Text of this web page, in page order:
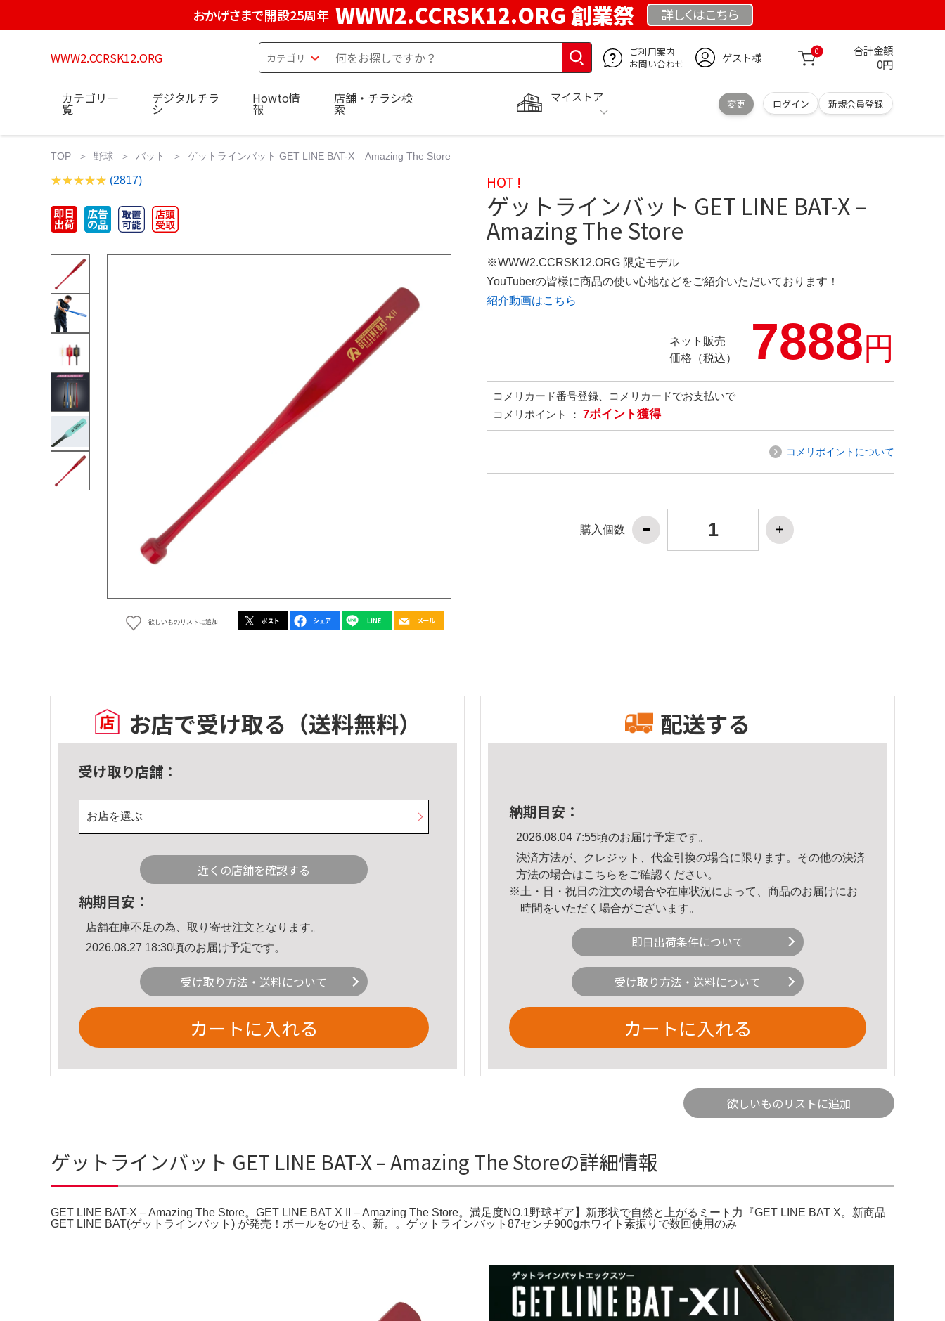
おかげさまで開設25周年 WWW2.CCRSK12.ORG 創業祭 詳しくはこちら
WWW2.CCRSK12.ORG
ご利用案内
お問い合わせ
ゲスト様 0 合計金額
0円
マイストア
変更 ログイン 新規会員登録
カテゴリ一
覧
デジタルチラ
シ
Howto情
報
店舗・チラシ検
索
TOP 野球 バット ゲットラインバット GET LINE BAT-X – Amazing The Store
(2817)
欲しいものリストに追加
HOT !
ゲットラインバット GET LINE BAT-X –
Amazing The Store
※WWW2.CCRSK12.ORG 限定モデル
YouTuberの皆様に商品の使い心地などをご紹介いただいております！
紹介動画はこちら
ネット販売
価格（税込）
7888円
コメリカード番号登録、コメリカードでお支払いで
コメリポイント ： 7ポイント獲得
コメリポイントについて
購入個数
お店で受け取る （送料無料）
受け取り店舗：
お店を選ぶ
近くの店舗を確認する
納期目安：
店舗在庫不足の為、取り寄せ注文となります。
2026.08.27 18:30頃のお届け予定です。
受け取り方法・送料について
カートに入れる
配送する
納期目安：
2026.08.04 7:55頃のお届け予定です。
決済方法が、クレジット、代金引換の場合に限ります。その他の決済
方法の場合はこちら をご確認ください。
※土・日・祝日の注文の場合や在庫状況によって、商品のお届けにお
時間をいただく場合がございます。
即日出荷条件について
受け取り方法・送料について
カートに入れる
欲しいものリストに追加
ゲットラインバット GET LINE BAT-X – Amazing The Storeの詳細情報
GET LINE BAT-X – Amazing The Store。GET LINE BAT X II – Amazing The Store。満足度NO.1野球ギア】新形状で自然と上がるミート力『GET LINE BAT X。新商品
GET LINE BAT(ゲットラインバット) が発売！ボールをのせる、新。。ゲットラインバット87センチ900gホワイト素振りで数回使用のみ